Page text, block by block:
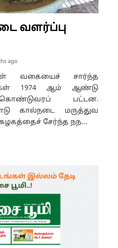
வளர்ப்பு
ago
வகையைச் சார்ந்த
1974 ஆம் ஆண்டு
கொண்டுவரப் பட்டன.
கால்நடை மருத்துவ
சேர்ந்த நந...